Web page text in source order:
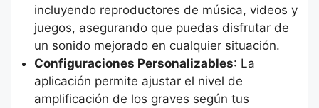
incluyendo reproductores de música, videos y
juegos, asegurando que puedas disfrutar de
un sonido mejorado en cualquier situación.
Configuraciones Personalizables: La
aplicación permite ajustar el nivel de
amplificación de los graves según tus